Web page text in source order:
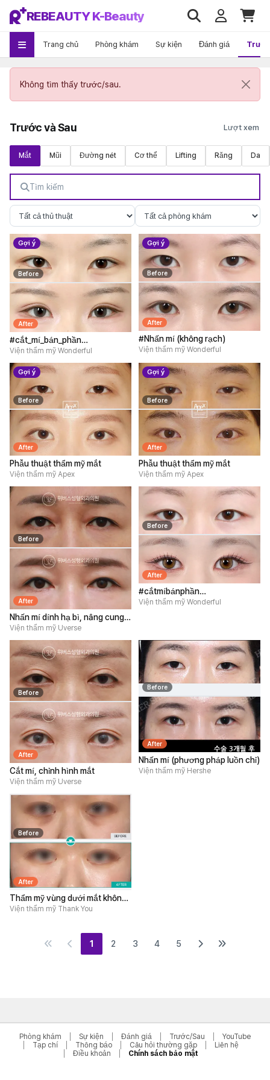
REBEAUTY K-Beauty
Trang chủ Phòng khám Sự kiện Đánh giá
Không tìm thấy trước/sau.
Trước và Sau
Mắt Mũi Đường nét Cơ thể Lifting Răng Da
Before
After
Gợi ý
#cắt_mí_bán_phần
#mở_rộng_góc_mắt_trên
#mở_rộng_góc_mắt_ngoài_và_hạ_mi_dưới
#lấy_mỡ_mí_mắt_trên
Viện thẩm mỹ Wonderful
Before
After
Gợi ý
#Nhấn mí (không rạch)
Viện thẩm mỹ Wonderful
Before
After
Gợi ý
Phẫu thuật thẩm mỹ mắt
Viện thẩm mỹ Apex
Before
After
Gợi ý
Phẫu thuật thẩm mỹ mắt
Viện thẩm mỹ Apex
Before
After
Nhấn mí dính hạ bì, nâng cung
mày dưới.
Viện thẩm mỹ Uverse
Before
After
#cắtmíbánphần
#mởgócmắttrên
Viện thẩm mỹ Wonderful
Before
After
Cắt mí, chỉnh hình mắt
Viện thẩm mỹ Uverse
Before
After
Nhấn mí (phương pháp luồn chỉ)
Viện thẩm mỹ Hershe
Before
After
Thẩm mỹ vùng dưới mắt không
phẫu thuật
Viện thẩm mỹ Thank You
1 2 3 4 5
Phòng khám Sự kiện Đánh giá Trước/Sau
YouTube
Tạp chí
Thông báo Câu hỏi thường gặp
Liên hệ
Điều khoản
Chính sách bảo mật